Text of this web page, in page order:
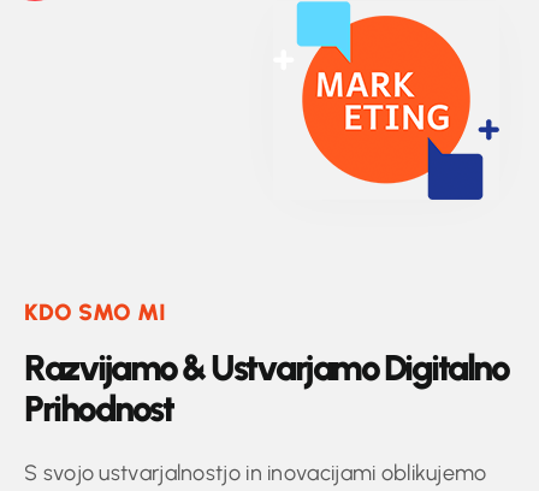
KDO SMO MI
Razvijamo&UstvarjamoDigitalno
Prihodnost
S svojo ustvarjalnostjo in inovacijami oblikujemo